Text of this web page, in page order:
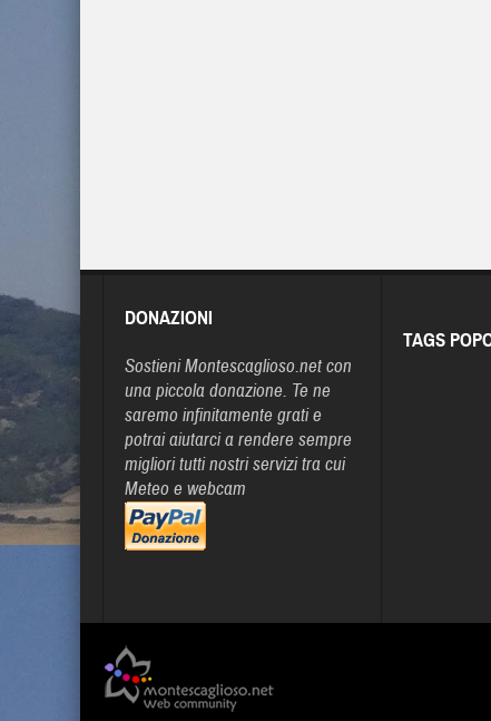
DONAZIONI
Sostieni Montescaglioso.net con
una piccola donazione. Te ne
saremo infinitamente grati e
potrai aiutarci a rendere sempre
migliori tutti nostri servizi tra cui
Meteo e webcam
TAGS